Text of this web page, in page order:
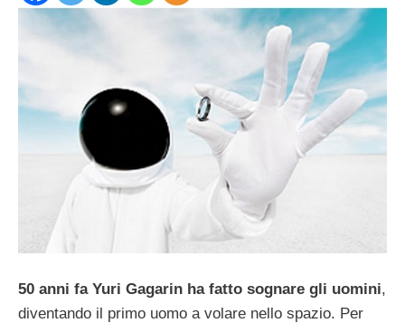
50 anni fa Yuri Gagarin ha fatto sognare gli uomini,
diventando il primo uomo a volare nello spazio. Per